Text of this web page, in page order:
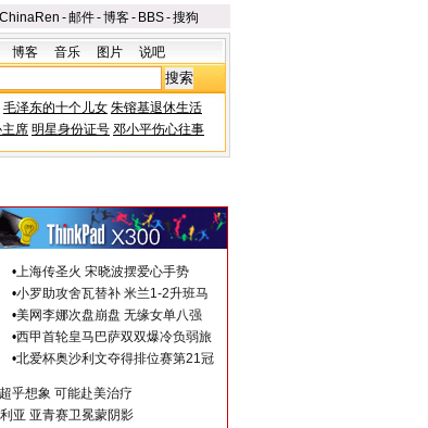
ChinaRen -邮件-博客- BBS-搜狗
博客 音乐 图片 说吧
毛泽东的十个儿女 朱镕基退休生活
席 明星身份证号 邓小平伤心往事
•上海传圣火 宋晓波摆爱心手势
•小罗助攻舍瓦替补 米兰1-2升班马
•美网李娜次盘崩盘 无缘女单八强
•西甲首轮皇马巴萨双双爆冷负弱旅
•北爱杯奥沙利文夺得排位赛第21冠
乎想象 可能赴美治疗
亚 亚青赛卫冕蒙阴影